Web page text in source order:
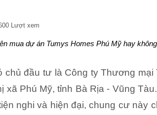
Lượt xem
mua dự án Tumys Homes Phú Mỹ hay
chủ đầu tư là Công ty Thương mại
xã Phú Mỹ, tỉnh Bà Rịa - Vũng
nghi và hiện đại, chung cư này